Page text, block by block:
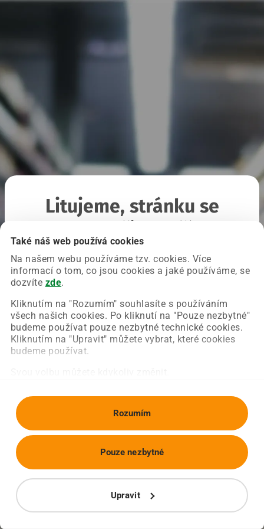
Také náš web používá cookies
Na našem webu používáme tzv. cookies. Více
informací o tom, co jsou cookies a jaké používáme, se
dozvíte zde.
Kliknutím na "Rozumím" souhlasíte s používáním
všech našich cookies. Po kliknutí na "Pouze nezbytné"
budeme používat pouze nezbytné technické cookies.
Kliknutím na "Upravit" můžete vybrat, které cookies
budeme používat.
Rozumím
Upravit
Pouze nezbytné
Litujeme, stránku se
Chyba nastala na naší straně a už ji opravujeme.
Zkuste prosím znovu načíst požadovanou stránku.
Obnovit stránku Úvodní strana